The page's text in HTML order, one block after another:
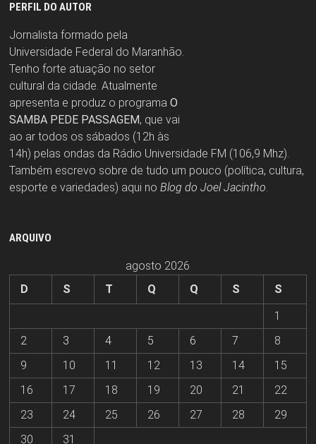
PERFIL DO AUTOR
Jornalista formado pela
Universidade Federal do Maranhão.
Tenho forte atuação no setor
cultural da cidade. Atualmente
apresenta e produz o programa O
SAMBA PEDE PASSAGEM, que vai
ao ar todos os sábados (12h às
14h) pelas ondas da Rádio Universidade FM (106,9 Mhz).
Também escrevo sobre de tudo um pouco (política, cultura,
esporte e variedades) aqui no Blog do Joel Jacintho.
ARQUIVO
agosto 2026
D
S T Q Q S
S
1
2
3 4 5 6 7
8
9
10 11 12 13 14
15
16
17 18 19 20 21
22
23
24 25 26 27 28
29
30
31